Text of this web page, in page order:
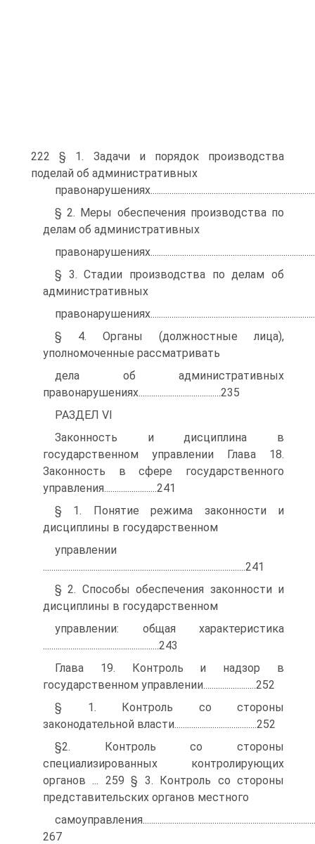
222 § 1. Задачи и порядок производства
поделай об административных
§ 2. Меры обеспечения производства по
делам об административных
§ 3. Стадии производства по делам об
административных
§ 4. Органы (должностные лица),
уполномоченные рассматривать
дела об административных
правонарушениях.......................................235
РАЗДЕЛ VI
Законность и дисциплина в
государственном управлении Глава 18.
Законность в сфере государственного
управления.........................241
§ 1. Понятие режима законности и
дисциплины в государственном
управлении
................................................................................................241
§ 2. Способы обеспечения законности и
дисциплины в государственном
управлении: общая характеристика
.......................................................243
Глава 19. Контроль и надзор в
государственном управлении.........................252
§ 1. Контроль со стороны
законодательной власти.......................................252
§2. Контроль со стороны
специализированных контролирующих
органов ... 259 § 3. Контроль со стороны
представительских органов местного
267